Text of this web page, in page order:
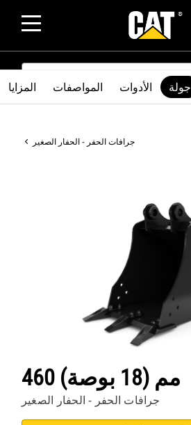
SEARCH
جرافات الحفر - الحفار الصغير
460 مم (18 بوصة)
جرافات الحفر - الحفار الصغير
المزايا المواصفات الأدوات جولة